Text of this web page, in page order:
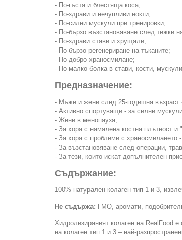
- По-гъста и блестяща коса;
- По-здрави и нечупливи нокти;
- По-силни мускули при тренировки;
- По-бързо възстановяване след тежки
- По-здрави стави и хрущяли;
- По-бързо регенериране на тъканите;
- По-добро храносмилане;
- По-малко болка в стави, кости,
Предназначение:
- Мъже и жени след 25-годишна възраст
- Активно спортуващи - за силни
- Жени в менопауза;
- За хора с намалена костна плътност и
- За хора с проблеми с храносмилането
- За възстановяване след операции,
- За тези, които искат допълнителен
Съдържание:
100% натурален колаген тип 1 и 3,
Не съдържа: ГМО, аромати,
Хидролизираният колаген на RealFood
на колаген тип 1 и 3 – най-